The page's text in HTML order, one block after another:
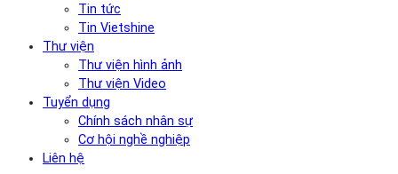
Tin tức
Tin Vietshine
Thư viện
Thư viện hình ảnh
Thư viện Video
Tuyển dụng
Chính sách nhân sự
Cơ hội nghề nghiệp
Liên hệ